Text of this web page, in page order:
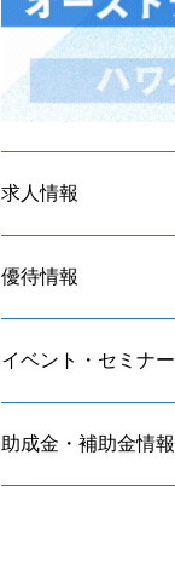
求人情報
優待情報
イベント・セミナー
助成金・補助金情報